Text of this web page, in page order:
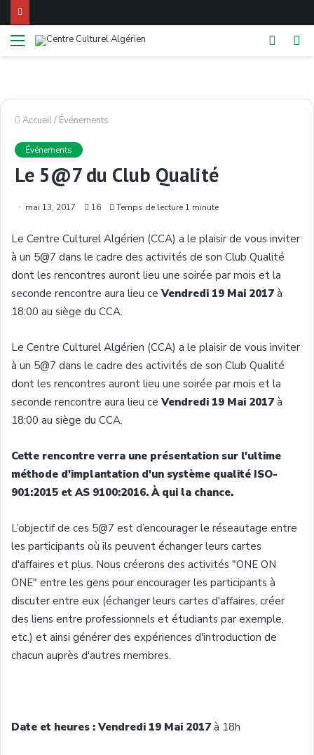
Menu
Switch
Accueil/ Événements
Événements
Le 5@7 du Club Qualité
mai 13, 2017 16 Temps de lecture 1 minute
Le Centre Culturel Algérien (CCA) a le plaisir de vous inviter
à un 5@7 dans le cadre des activités de son Club Qualité
dont les rencontres auront lieu une soirée par mois et la
seconde rencontre aura lieu ceVendredi 19 Mai 2017 à
18:00 au siège du CCA.
Le Centre Culturel Algérien (CCA) a le plaisir de vous inviter
à un 5@7 dans le cadre des activités de son Club Qualité
dont les rencontres auront lieu une soirée par mois et la
seconde rencontre aura lieu ceVendredi 19 Mai 2017 à
18:00 au siège du CCA.
Cette rencontre verra une présentation sur l'ultime
méthode d'implantation d'un système qualité ISO-
901:2015 et AS 9100:2016. À qui la chance.
L’objectif de ces 5@7 est d’encourager le réseautage entre
les participants où ils peuvent échanger leurs cartes
d'affaires et plus. Nous créerons des activités "ONE ON
ONE" entre les gens pour encourager les participants à
discuter entre eux (échanger leurs cartes d'affaires, créer
des liens entre professionnels et étudiants par exemple,
etc.) et ainsi générer des expériences d'introduction de
chacun auprès d'autres membres.
Date et heures : Vendredi 19 Mai 2017 à 18h